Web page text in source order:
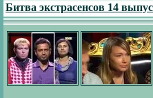
Битва экстрасенсов 14